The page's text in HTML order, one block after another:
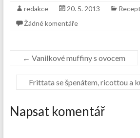
redakce 20. 5. 2013
Žádné komentáře
← Vanilkové muffiny s ovocem
Frittata se špenátem, ricottou a
Napsat komentář